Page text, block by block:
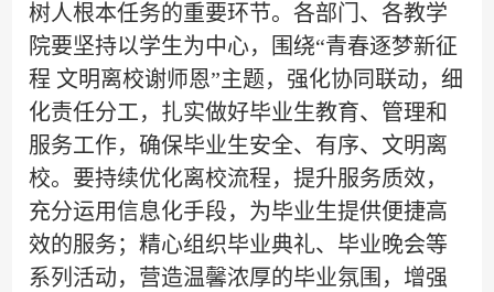
树人根本任务的重要环节。各部门、各教学
院要坚持以学生为中心，围绕“青春逐梦新征
程 文明离校谢师恩”主题，强化协同联动，细
化责任分工，扎实做好毕业生教育、管理和
服务工作，确保毕业生安全、有序、文明离
校。要持续优化离校流程，提升服务质效，
充分运用信息化手段，为毕业生提供便捷高
效的服务；精心组织毕业典礼、毕业晚会等
系列活动，营造温馨浓厚的毕业氛围，增强